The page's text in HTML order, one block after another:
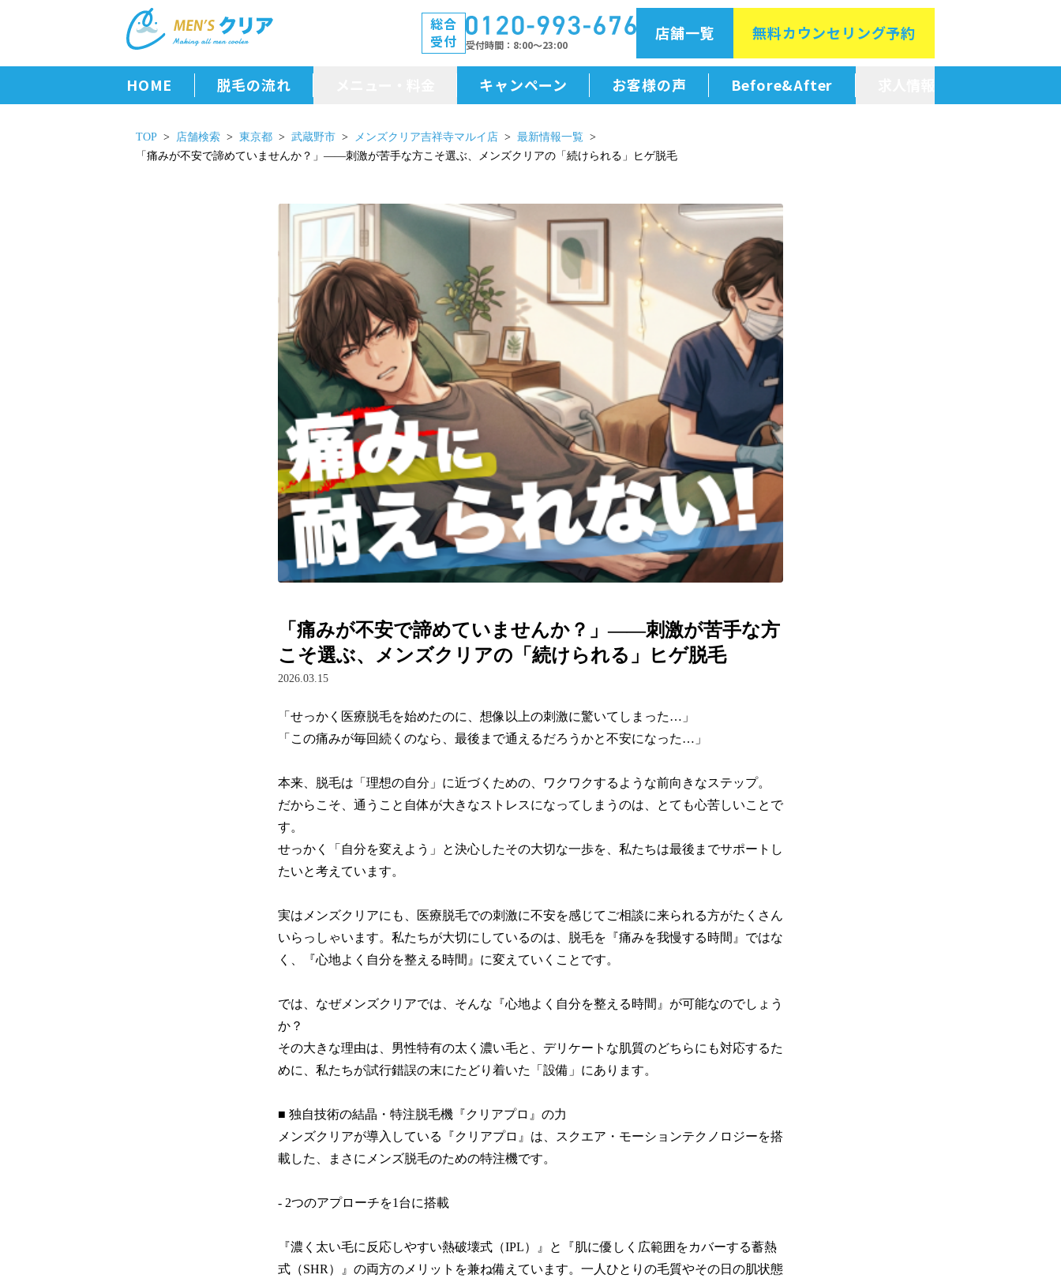
総合
受付
受付時間 8:00～23:00
店舗一覧 無料カウンセリング予約
HOME 脱毛の流れ
メニュー・料金
キャンペーン お客様の声 Before&After
TOP 店舗検索 東京都 武蔵野市 メンズクリア吉祥寺マルイ店
最新情報一覧
「痛みが不安で諦めていませんか？」――刺激が苦手な方こそ選ぶ、メンズクリアの「続けられる」ヒゲ脱毛
「痛みが不安で諦めていませんか？」――刺激が苦手な方
こそ選ぶ、メンズクリアの「続けられる」ヒゲ脱毛
2026.03.15
「せっかく医療脱毛を始めたのに、想像以上の刺激に驚いてしまった…」
「この痛みが毎回続くのなら、最後まで通えるだろうかと不安になった…」
本来、脱毛は「理想の自分」に近づくための、ワクワクするような前向きなステップ。
だからこそ、通うこと自体が大きなストレスになってしまうのは、とても心苦しいことで
す。
せっかく「自分を変えよう」と決心したその大切な一歩を、私たちは最後までサポートし
たいと考えています。
実はメンズクリアにも、医療脱毛での刺激に不安を感じてご相談に来られる方がたくさん
いらっしゃいます。私たちが大切にしているのは、脱毛を『痛みを我慢する時間』ではな
く、『心地よく自分を整える時間』に変えていくことです。
では、なぜメンズクリアでは、そんな『心地よく自分を整える時間』が可能なのでしょう
か？
その大きな理由は、男性特有の太く濃い毛と、デリケートな肌質のどちらにも対応するた
めに、私たちが試行錯誤の末にたどり着いた「設備」にあります。
■ 独自技術の結晶・特注脱毛機『クリアプロ』の力
メンズクリアが導入している『クリアプロ』は、スクエア・モーションテクノロジーを搭
載した、まさにメンズ脱毛のための特注機です。
- 2つのアプローチを1台に搭載
『濃く太い毛に反応しやすい熱破壊式（IPL）』と『肌に優しく広範囲をカバーする蓄熱
式（SHR）』の両方のメリットを兼ね備えています。一人ひとりの毛質やその日の肌状態